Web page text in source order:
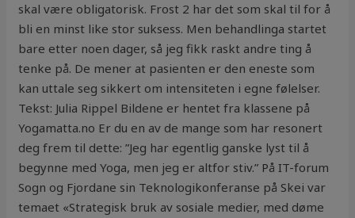
skal være obligatorisk. Frost 2 har det som skal til for å
bli en minst like stor suksess. Men behandlinga startet
bare etter noen dager, så jeg fikk raskt andre ting å
tenke på. De mener at pasienten er den eneste som
kan uttale seg sikkert om intensiteten i egne følelser.
Tekst: Julia Rippel Bildene er hentet fra klassene på
Yogamatta.no Er du en av de mange som har resonert
deg frem til dette: ”Jeg har egentlig ganske lyst til å
begynne med Yoga, men jeg er altfor stiv.” På IT-forum
Sogn og Fjordane sin Teknologikonferanse på Skei var
temaet «Strategisk bruk av sosiale medier, med døme